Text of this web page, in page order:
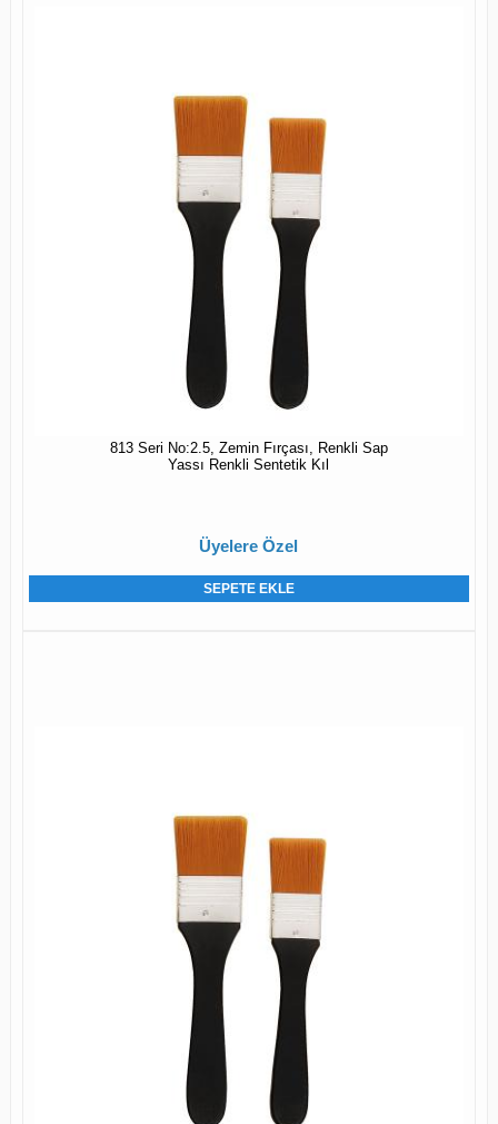
813 Seri No:2.5, Zemin Fırçası, Renkli Sap
Yassı Renkli Sentetik Kıl
Üyelere Özel
SEPETE EKLE